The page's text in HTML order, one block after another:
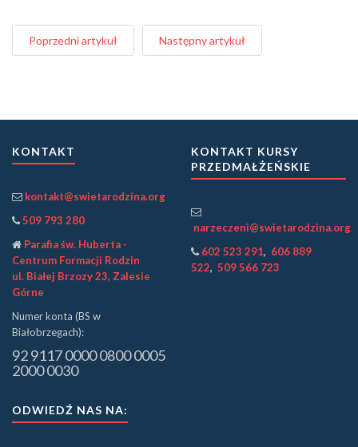
Poprzedni artykuł Następny artykuł
KONTAKT
kontakt@swietarodzina.org
509 793 280
Parafia św. Huberta -
Centrum Formacji Rodzin
ul. Białej Brzozy 23, Zalesie
Górne
Numer konta (BS w
Białobrzegach):
92 9117 0000 0800 0005
2000 0030
KONTAKT KURSY
PRZEDMAŁŻEŃSKIE
narzeczeni@swietarodzina.org
602 523 291, 606 889
522, 509 566 723
ODWIEDŹ NAS NA: